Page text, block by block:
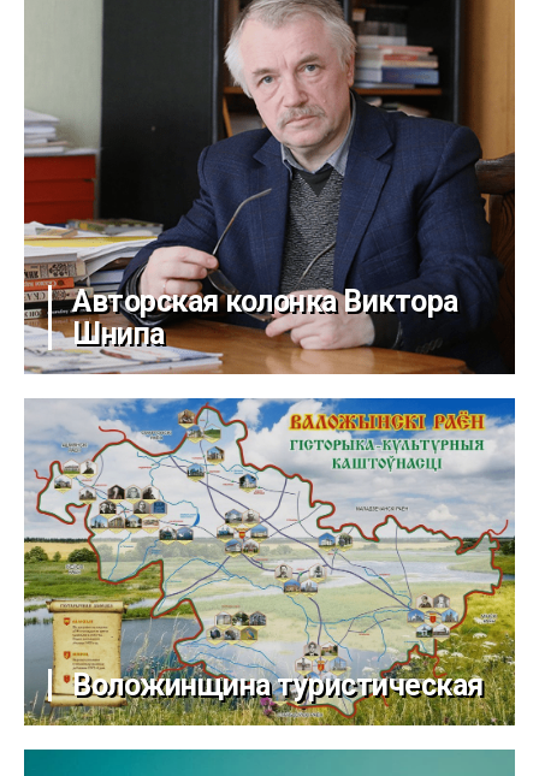
Авторская колонка Виктора
Шнипа
Воложинщина туристическая